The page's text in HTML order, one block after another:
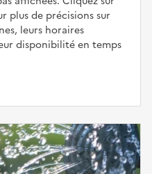
plus de précisions sur
leurs horaires
disponibilité en temps